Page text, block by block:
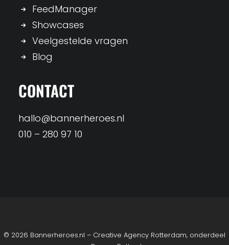
FeedManager
Showcases
Veelgestelde vragen
Blog
CONTACT
hallo@bannerheroes.nl
010 – 280 97 10
© 2026 Bannerheroes.nl – Creative Agency Rotterdam, onderdeel